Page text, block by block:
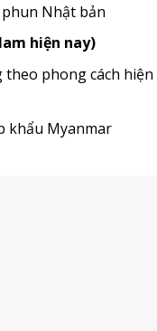
Nhật bản
hiện nay)
phong cách
khẩu Myanmar